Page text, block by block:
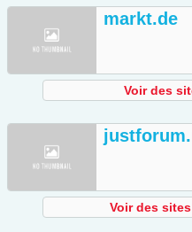
markt.de
Voir des
Voir des